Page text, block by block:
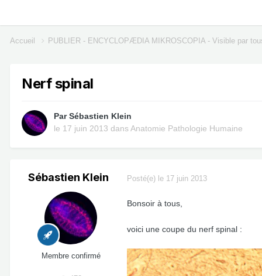
Accueil PUBLIER - ENCYCLOPÆDIA MIKROSCOPIA - Visible par
Nerf spinal
ParSébastien Klein
le 17 juin 2013 dansAnatomie Pathologie Humaine
Sébastien Klein
Membre confirmé
Posté(e) le 17 juin 2013
Bonsoir à tous,
voici une coupe du nerf spinal :